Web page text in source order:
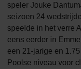
speler Jouke
seizoen 24
speelde in het verre
eens eerder in
een 21-jarige en
Poolse niveau voor